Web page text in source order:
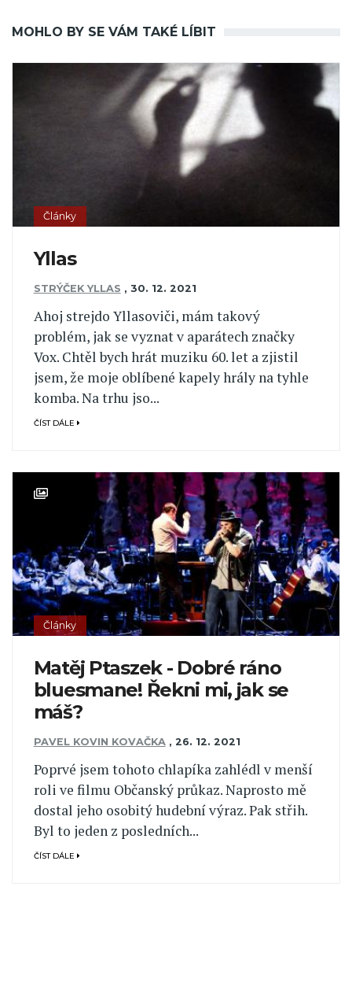
MOHLO BY SE VÁM TAKÉ LÍBIT
Články
Yllas
STRÝČEK YLLAS , 30. 12. 2021
Ahoj strejdo Yllasoviči, mám takový
problém, jak se vyznat v aparátech značky
Vox. Chtěl bych hrát muziku 60. let a zjistil
jsem, že moje oblíbené kapely hrály na tyhle
komba. Na trhu jso...
ČÍST DÁLE
Články
Matěj Ptaszek - Dobré ráno
bluesmane! Řekni mi, jak se
máš?
PAVEL KOVIN KOVAČKA , 26. 12. 2021
Poprvé jsem tohoto chlapíka zahlédl v menší
roli ve filmu Občanský průkaz. Naprosto mě
dostal jeho osobitý hudební výraz. Pak střih.
Byl to jeden z posledních...
ČÍST DÁLE